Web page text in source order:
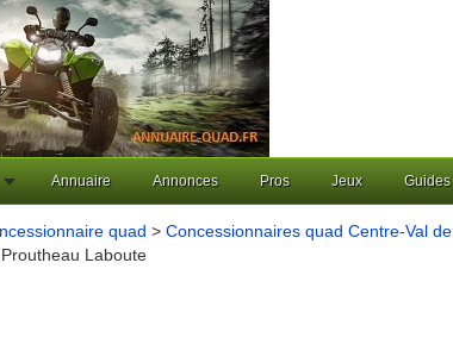
Annuaire Annonces Pros Jeux Guides
quad > Concessionnaires quad Centre-Val
Laboute